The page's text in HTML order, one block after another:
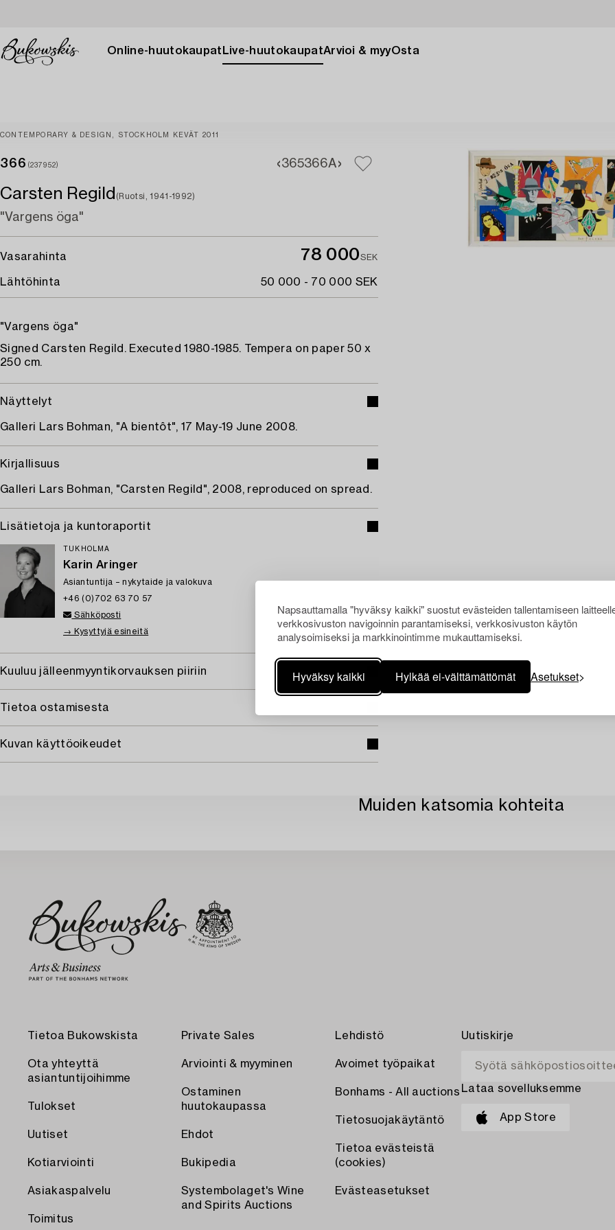
Napsauttamalla "hyväksy kaikki" suostut evästeiden tallentamiseen
verkkosivuston navigoinnin parantamiseksi, verkkosivuston käytön
analysoimiseksi ja markkinointimme mukauttamiseksi.
Hyväksy kaikki Hylkää ei-välttämättömät Asetukset
Online-huutokaupat Live-huutokaupatArvioi & myyOsta
CONTEMPORARY & DESIGN, STOCKHOLM KEVÄT 2011
366 (237952) 365366A
Carsten Regild (Ruotsi, 1941-1992)
"Vargens öga"
Vasarahinta 78 000SEK
Lähtöhinta 50 000 - 70 000 SEK
"Vargens öga"
Signed Carsten Regild. Executed 1980-1985. Tempera on paper 50 x
250 cm.
Näyttelyt
Galleri Lars Bohman, "A bientôt", 17 May-19 June 2008.
Kirjallisuus
Galleri Lars Bohman, "Carsten Regild", 2008, reproduced on spread.
Lisätietoja ja kuntoraportit
TUKHOLMA
Karin Aringer
Asiantuntija – nykytaide ja valokuva
+46 (0)702 63 70 57
Sähköposti
→ Kysyttyjä esineitä
Kuuluu jälleenmyyntikorvauksen piiriin
Tietoa ostamisesta
Kuvan käyttöoikeudet
Muiden katsomia kohteita
Tietoa Bukowskista
Ota yhteyttä
asiantuntijoihimme
Tulokset
Uutiset
Kotiarviointi
Asiakaspalvelu
Toimitus
Private Sales
Arviointi & myyminen
Ostaminen
huutokaupassa
Ehdot
Bukipedia
Systembolaget's Wine
and Spirits Auctions
Lehdistö
Avoimet työpaikat
Bonhams - All auctions
Tietosuojakäytäntö
Tietoa evästeistä
(cookies)
Evästeasetukset
Uutiskirje
Lataa sovelluksemme
App Store